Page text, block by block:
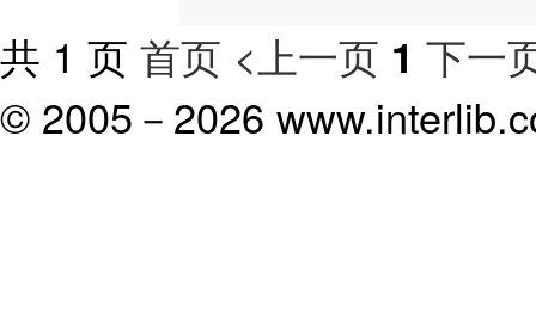
共 1 页 首页 <上一页 1 下一
© 2005－ 2026